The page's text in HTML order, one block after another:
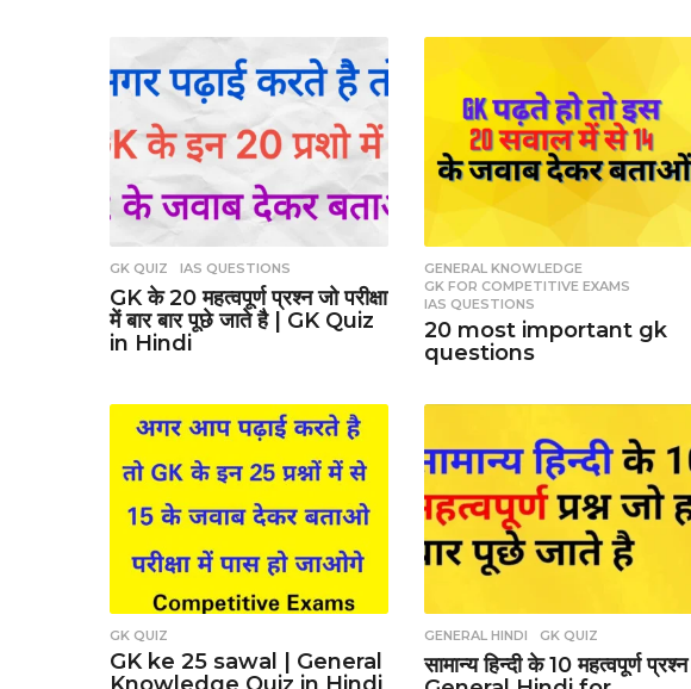
GK QUIZ ,IAS QUESTIONS
GK के 20 महत्वपूर्ण प्रश्न जो परीक्षा
में बार बार पूछे जाते है | GK Quiz
in Hindi
GENERAL KNOWLEDGE
GK FOR COMPETITIVE EXAMS
IAS QUESTIONS
20 most important gk
questions
GK QUIZ
GK ke 25 sawal | General
GENERAL HINDI ,GK QUIZ
सामान्य हिन्दी के 10 महत्वपूर्ण प्रश्न |